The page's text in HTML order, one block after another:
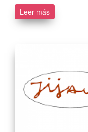
Leer más